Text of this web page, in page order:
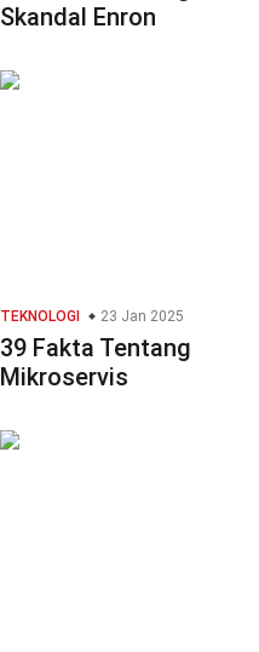
Skandal Enron
TEKNOLOGI 23 Jan 2025
39 Fakta Tentang
Mikroservis